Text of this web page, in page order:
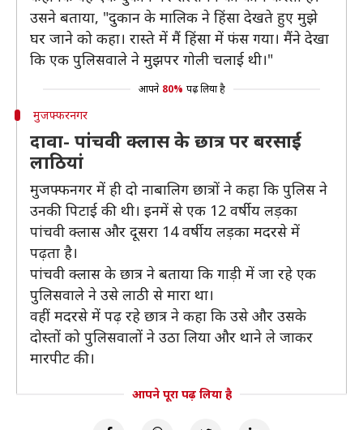
उसने बताया, "दुकान के मालिक ने हिंसा देखते हुए मुझे
घर जाने को कहा। रास्ते में मैं हिंसा में फंस गया। मैंने देखा
कि एक पुलिसवाले ने मुझपर गोली चलाई थी।"
आपने 80% पढ़ लिया है
मुजफ्फरनगर
दावा- पांचवी क्लास के छात्र पर बरसाई
लाठियां
मुजफ्फनगर में ही दो नाबालिग छात्रों ने कहा कि पुलिस ने
उनकी पिटाई की थी। इनमें से एक 12 वर्षीय लड़का
पांचवी क्लास और दूसरा 14 वर्षीय लड़का मदरसे में
पढ़ता है।
पांचवी क्लास के छात्र ने बताया कि गाड़ी में जा रहे एक
पुलिसवाले ने उसे लाठी से मारा था।
वहीं मदरसे में पढ़ रहे छात्र ने कहा कि उसे और उसके
दोस्तों को पुलिसवालों ने उठा लिया और थाने ले जाकर
मारपीट की।
आपने पूरा पढ़ लिया है